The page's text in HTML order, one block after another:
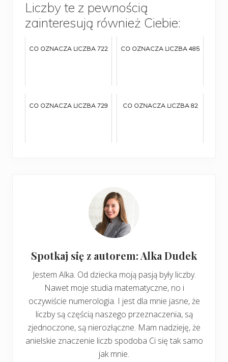
Liczby te z pewnością
zainteresują również Ciebie:
CO OZNACZA LICZBA 722 CO OZNACZA LICZBA 485
CO OZNACZA LICZBA 729 CO OZNACZA LICZBA 82
Spotkaj się z autorem: Alka Dudek
Jestem Alka. Od dziecka moją pasją były liczby.
Nawet moje studia matematyczne, no i
oczywiście numerologia. I jest dla mnie jasne, że
liczby są częścią naszego przeznaczenia, są
zjednoczone, są nierozłączne. Mam nadzieję, że
anielskie znaczenie liczb spodoba Ci się tak samo
jak mnie.